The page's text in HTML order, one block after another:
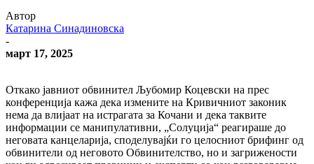
Автор
Катарина Синадиновска
-
март 17, 2025
Откако јавниот обвинител Љубомир Коцевски на прес
конференција кажа дека измените на Кривичниот законик
нема да влијаат на истрагата за Кочани и дека таквите
информации се манипулативни, „Солуција“ реагираше до
неговата канцеларија, споделувајќи го целосниот брифинг од
обвинители од неговото Обвинителство, но и загрижености